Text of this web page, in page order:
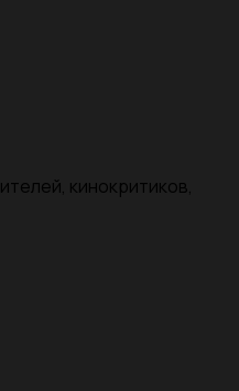
кинокритиков,